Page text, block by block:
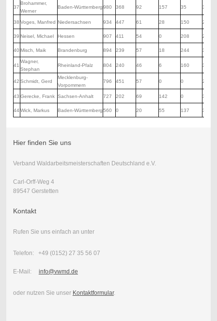
37
Brohammer,
Werner
Baden-Württemberg980 368 92 157 35 328
38 Voges, Manfred Niedersachsen 934 447 61 28 150 248
39 Neisel, Michael Hessen 907 411 54 0 208 234
40 Misch, Maik Brandenburg 894 239 57 18 244 336
41
Wagner,
Stephan
Rheinland-Pfalz 804 240 46 6 160 352
42 Schmidt, Gerd
Mecklenburg-
Vorpommern
796 451 57 0 0 288
43 Gerecke, Frank Sachsen-Anhalt 727 202 69 142 0 314
44Wick, Markus Baden-Württemberg560 0 20 55 137 348
Hier finden Sie uns
Verband Waldarbeitsmeisterschaften Deutschland e.V.
Carl-Orff-Weg 4
89547 Gerstetten
Kontakt
Rufen Sie uns einfach an unter
Telefon: +49 (0152) 27 35 56 07
E-Mail: info@vwmd.de
oder nutzen Sie unser Kontaktformular.